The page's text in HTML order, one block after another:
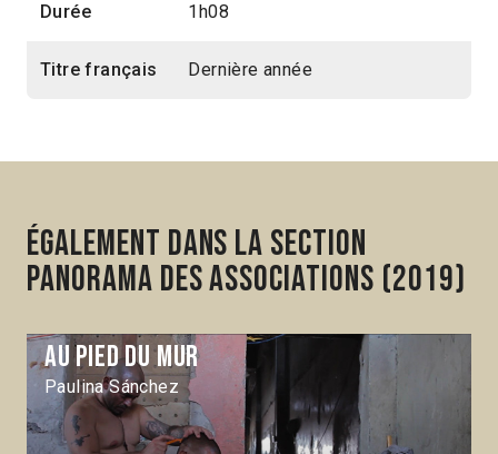
Durée 1h08
Titre français Dernière année
Également dans la section
Panorama des associations (2019)
Au pied du mur
Paulina Sánchez